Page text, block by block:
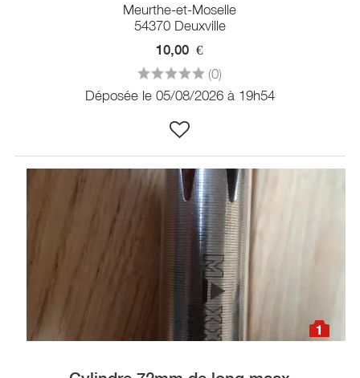
Meurthe-et-Moselle
54370 Deuxville
10,00 €
(0)
Déposée le 05/08/2026 à 19h54
1